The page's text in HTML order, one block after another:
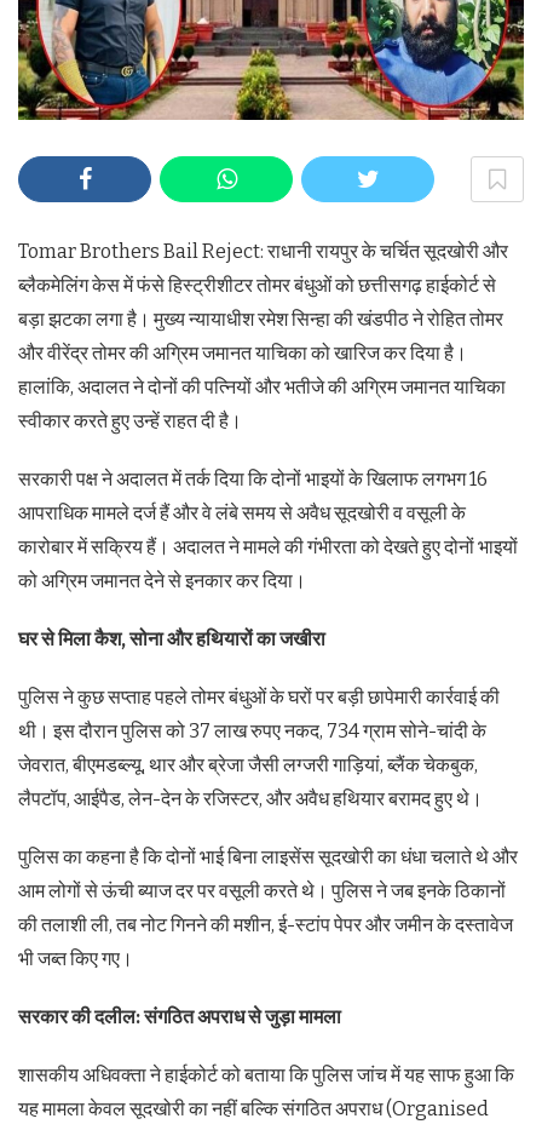
Tomar Brothers Bail Reject: राधानी रायपुर के चर्चित सूदखोरी और
ब्लैकमेलिंग केस में फंसे हिस्ट्रीशीटर तोमर बंधुओं को छत्तीसगढ़ हाईकोर्ट से
बड़ा झटका लगा है। मुख्य न्यायाधीश रमेश सिन्हा की खंडपीठ ने रोहित तोमर
और वीरेंद्र तोमर की अग्रिम जमानत याचिका को खारिज कर दिया है।
हालांकि, अदालत ने दोनों की पत्नियों और भतीजे की अग्रिम जमानत याचिका
स्वीकार करते हुए उन्हें राहत दी है।
सरकारी पक्ष ने अदालत में तर्क दिया कि दोनों भाइयों के खिलाफ लगभग 16
आपराधिक मामले दर्ज हैं और वे लंबे समय से अवैध सूदखोरी व वसूली के
कारोबार में सक्रिय हैं। अदालत ने मामले की गंभीरता को देखते हुए दोनों भाइयों
को अग्रिम जमानत देने से इनकार कर दिया।
घर से मिला कैश, सोना और हथियारों का जखीरा
पुलिस ने कुछ सप्ताह पहले तोमर बंधुओं के घरों पर बड़ी छापेमारी कार्रवाई की
थी। इस दौरान पुलिस को 37 लाख रुपए नकद, 734 ग्राम सोने-चांदी के
जेवरात, बीएमडब्ल्यू, थार और ब्रेजा जैसी लग्जरी गाड़ियां, ब्लैंक चेकबुक,
लैपटॉप, आईपैड, लेन-देन के रजिस्टर, और अवैध हथियार बरामद हुए थे।
पुलिस का कहना है कि दोनों भाई बिना लाइसेंस सूदखोरी का धंधा चलाते थे और
आम लोगों से ऊंची ब्याज दर पर वसूली करते थे। पुलिस ने जब इनके ठिकानों
की तलाशी ली, तब नोट गिनने की मशीन, ई-स्टांप पेपर और जमीन के दस्तावेज
भी जब्त किए गए।
सरकार की दलील: संगठित अपराध से जुड़ा मामला
शासकीय अधिवक्ता ने हाईकोर्ट को बताया कि पुलिस जांच में यह साफ हुआ कि
यह मामला केवल सूदखोरी का नहीं बल्कि संगठित अपराध (Organised